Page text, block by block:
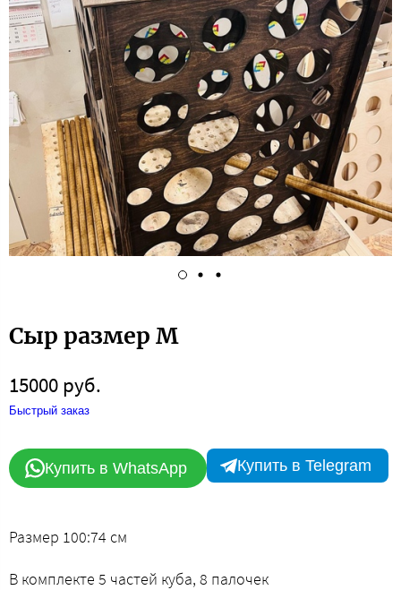
Сыр размер М
15000 руб.
Быстрый заказ
Купить в WhatsApp Купить в Telegram
Размер 100:74 см
В комплекте 5 частей куба, 8 палочек